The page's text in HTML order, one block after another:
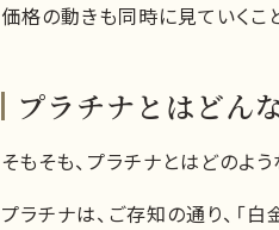
価格の動きも同時に見ていくこ
プラチナとはどん
そもそも、プラチナとはどのよ
プラチナは、ご存知の通り、「